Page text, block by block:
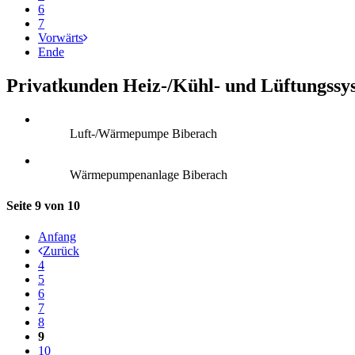
6
7
Vorwärts
Ende
Privatkunden Heiz-/Kühl- und
Luft-/Wärmepumpe Biberach
Wärmepumpenanlage Biberach
Seite 9 von 10
Anfang
Zurück
4
5
6
7
8
9
10